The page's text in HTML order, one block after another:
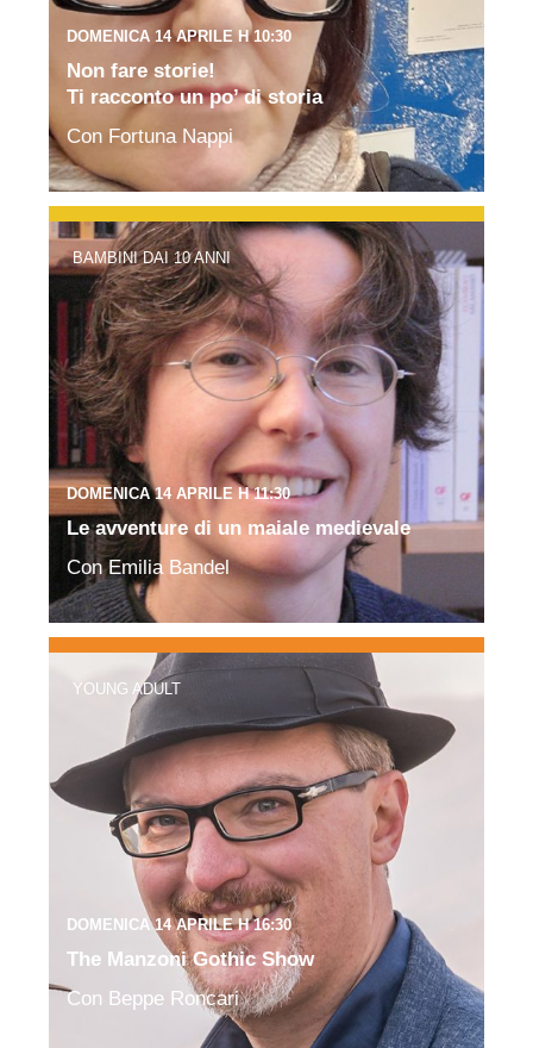
DOMENICA 14 APRILE H 10:30
Non fare storie!
Ti racconto un po’ di storia
Con Fortuna Nappi
BAMBINI DAI 10 ANNI
DOMENICA 14 APRILE H 11:30
Le avventure di un maiale medievale
Con Emilia Bandel
YOUNG ADULT
DOMENICA 14 APRILE H 16:30
The Manzoni Gothic Show
Con Beppe Roncari